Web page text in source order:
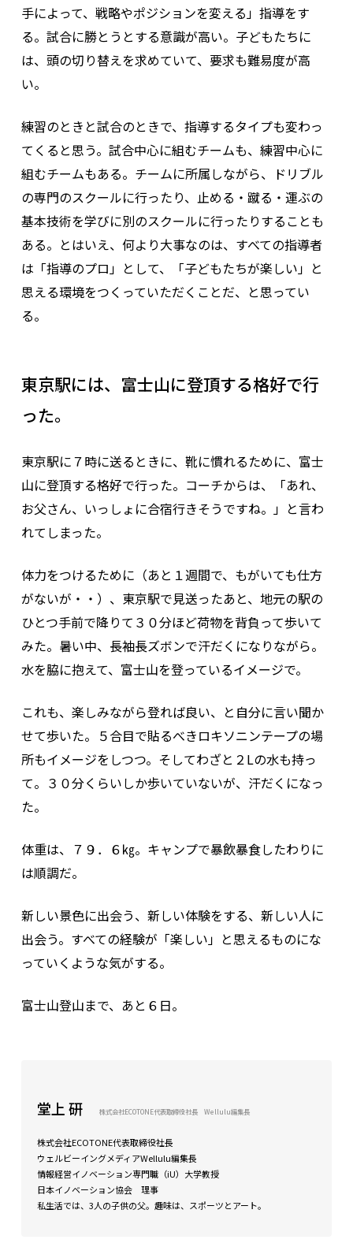
手によって、戦略やポジションを変える」指導をす
る。試合に勝とうとする意識が高い。子どもたちに
は、頭の切り替えを求めていて、要求も難易度が高
い。
練習のときと試合のときで、指導するタイプも変わっ
てくると思う。試合中心に組むチームも、練習中心に
組むチームもある。チームに所属しながら、ドリブル
の専門のスクールに行ったり、止める・蹴る・運ぶの
基本技術を学びに別のスクールに行ったりすることも
ある。とはいえ、何より大事なのは、すべての指導者
は「指導のプロ」として、「子どもたちが楽しい」と
思える環境をつくっていただくことだ、と思ってい
る。
東京駅には、富士山に登頂する格好で行
った。
東京駅に７時に送るときに、靴に慣れるために、富士
山に登頂する格好で行った。コーチからは、「あれ、
お父さん、いっしょに合宿行きそうですね。」と言わ
れてしまった。
体力をつけるために（あと１週間で、もがいても仕方
がないが・・）、東京駅で見送ったあと、地元の駅の
ひとつ手前で降りて３０分ほど荷物を背負って歩いて
みた。暑い中、長袖長ズボンで汗だくになりながら。
水を脇に抱えて、富士山を登っているイメージで。
これも、楽しみながら登れば良い、と自分に言い聞か
せて歩いた。５合目で貼るべきロキソニンテープの場
所もイメージをしつつ。そしてわざと２Lの水も持っ
て。３０分くらいしか歩いていないが、汗だくになっ
た。
体重は、７９．６㎏。キャンプで暴飲暴食したわりに
は順調だ。
新しい景色に出会う、新しい体験をする、新しい人に
出会う。すべての経験が「楽しい」と思えるものにな
っていくような気がする。
富士山登山まで、あと６日。
堂上 研 株式会社ECOTONE代表取締役社長 Wellulu編集長
株式会社ECOTONE代表取締役社長
ウェルビーイングメディアWellulu編集長
情報経営イノベーション専門職（iU）大学教授
日本イノベーション協会 理事
私生活では、3人の子供の父。趣味は、スポーツとアート。